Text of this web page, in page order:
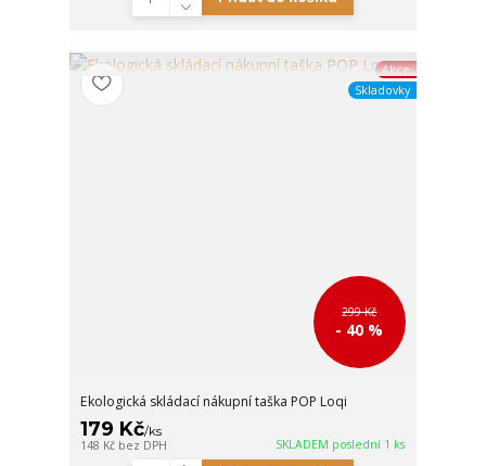
Akce
Skladovky
299 Kč
- 40 %
Ekologická skládací nákupní taška POP Loqi
179 Kč/ks
148 Kč bez DPH SKLADEM poslední 1 ks